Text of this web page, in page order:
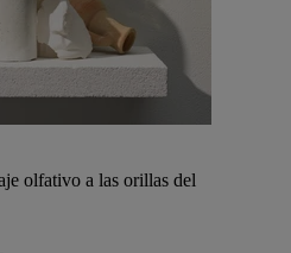
olfativo a las orillas del